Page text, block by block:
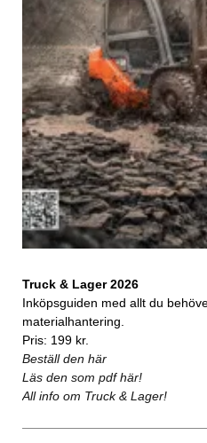
Truck & Lager 2026
Inköpsguiden med allt du
materialhantering.
Pris: 199 kr.
Beställ den här
Läs den som pdf här!
All info om Truck & Lager!